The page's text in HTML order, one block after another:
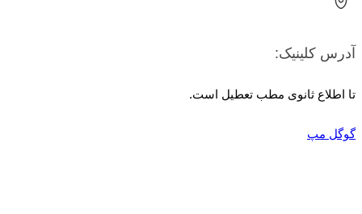
کلینیک:
ثانوی مطب تعطیل است.
مپ